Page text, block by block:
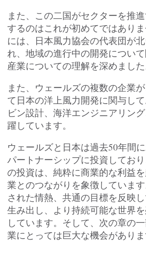
また、この二国がセクターを推
するのはこれが初めてではあり
には、日本風力協会の代表団が
れ、地域の進行中の開発につい
産業についての理解を深めました
また、ウェールズの複数の企業
て日本の洋上風力開発に関与し
ビン設計、海洋エンジニアリン
躍しています。
ウェールズと日本は過去50年間
パートナーシップに投資してお
の投資は、純粋に商業的な利益
業とのつながりを象徴していま
された情熱、共通の目標を反映
生み出し、より持続可能な世界
しています。そして、次の章の
業にとっては巨大な機会がありま